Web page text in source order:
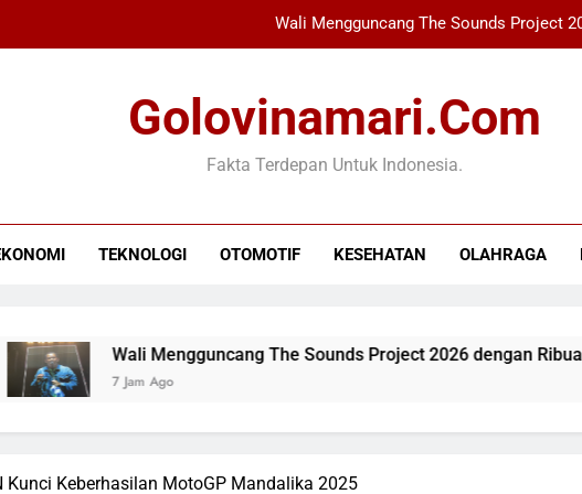
Wali Mengguncang The Sounds Project
Perkiraan AS: Putin
Bupati Bogor Ambil
Xabi Alonso
Golovinamari.com
Fakta Terdepan Untuk Indonesia.
TEKNOLOGI OTOMOTIF KESEHATAN OLAHRAGA
Wali Mengguncang The Sounds Project 2026 dengan Ribuan
7 Jam Ago
Kunci Keberhasilan MotoGP Mandalika 2025